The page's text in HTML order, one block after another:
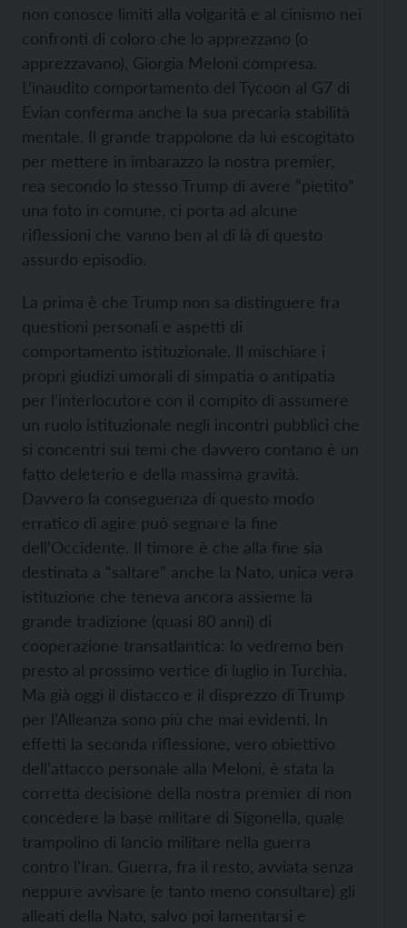
non conosce limiti alla volgarità e al cinismo nei
confronti di coloro che lo apprezzano (o
apprezzavano), Giorgia Meloni compresa.
L’inaudito comportamento del Tycoon al G7 di
Evian conferma anche la sua precaria stabilità
mentale. Il grande trappolone da lui escogitato
per mettere in imbarazzo la nostra premier,
rea secondo lo stesso Trump di avere “pietito”
una foto in comune, ci porta ad alcune
riflessioni che vanno ben al di là di questo
assurdo episodio.
La prima è che Trump non sa distinguere fra
questioni personali e aspetti di
comportamento istituzionale. Il mischiare i
propri giudizi umorali di simpatia o antipatia
per l’interlocutore con il compito di assumere
un ruolo istituzionale negli incontri pubblici che
si concentri sui temi che davvero contano è un
fatto deleterio e della massima gravità.
Davvero la conseguenza di questo modo
erratico di agire può segnare la fine
dell’Occidente. Il timore è che alla fine sia
destinata a “saltare” anche la Nato, unica vera
istituzione che teneva ancora assieme la
grande tradizione (quasi 80 anni) di
cooperazione transatlantica: lo vedremo ben
presto al prossimo vertice di luglio in Turchia.
Ma già oggi il distacco e il disprezzo di Trump
per l’Alleanza sono più che mai evidenti. In
effetti la seconda riflessione, vero obiettivo
dell’attacco personale alla Meloni, è stata la
corretta decisione della nostra premier di non
concedere la base militare di Sigonella, quale
trampolino di lancio militare nella guerra
contro l’Iran. Guerra, fra il resto, avviata senza
neppure avvisare (e tanto meno consultare) gli
alleati della Nato, salvo poi lamentarsi e